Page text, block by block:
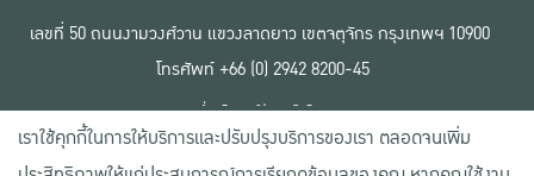
เลขที่ 50 ถนนงามวงศ์วาน แขวงลาดยาว เขตจตุจักร กรุงเทพฯ 10900
โทรศัพท์ +66 (0) 2942 8200-45
เงื่อนไขการใช้งานเว็บไซต์
ข้อตกลงด้านสิทธิ์ใช้งาน
นโยบายความเป็นส่วนตัว
เราใช้คุกกี้ในการให้บริการและปรับปรุงบริการของเรา ตลอดจนเพิ่ม